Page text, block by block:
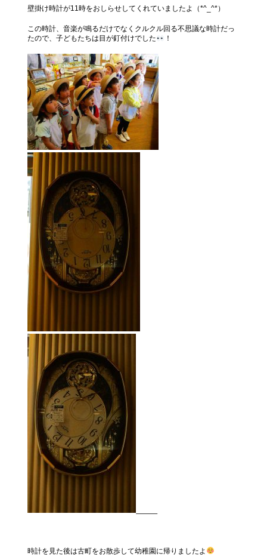
壁掛け時計が11時をおしらせしてくれていましたよ（*^_^*）
この時計、音楽が鳴るだけでなくクルクル回る不思議な時計だっ
たので、子どもたちは目が釘付けでした
！
時計を見た後は古町をお散歩して幼稚園に帰りましたよ